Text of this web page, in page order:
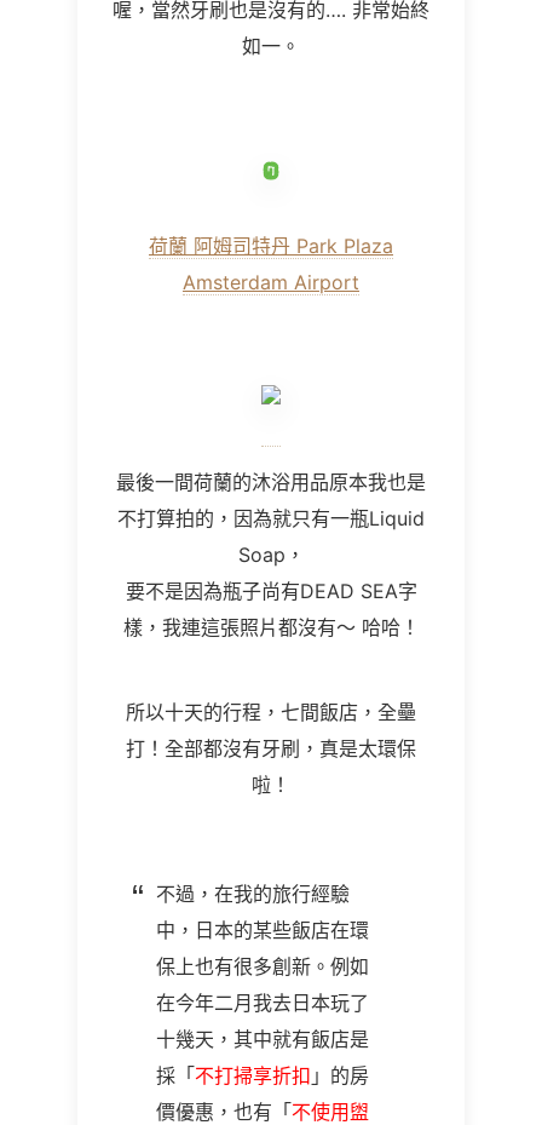
喔，當然牙刷也是沒有的…. 非常始終
如一。
荷蘭 阿姆司特丹 Park Plaza
Amsterdam Airport
最後一間荷蘭的沐浴用品原本我也是
不打算拍的，因為就只有一瓶Liquid
Soap ，
要不是因為瓶子尚有DEAD SEA字
樣，我連這張照片都沒有～ 哈哈！
所以十天的行程，七間飯店，全壘
打！全部都沒有牙刷，真是太環保
啦！
不過，在我的旅行經驗
中，日本的某些飯店在環
保上也有很多創新。例如
在今年二月我去日本玩了
十幾天，其中就有飯店是
採「 不打掃享折扣 」的房
價優惠，也有「 不使用盥